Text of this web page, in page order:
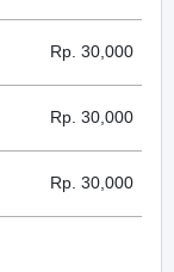
Rp. 30,000
Rp. 30,000
Rp. 30,000